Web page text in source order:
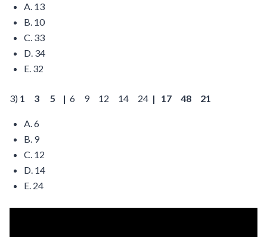
A. 13
B. 10
C. 33
D. 34
E. 32
3) 1 3 5 | 6 9 12 14 24 | 17 48 21
A. 6
B. 9
C. 12
D. 14
E. 24